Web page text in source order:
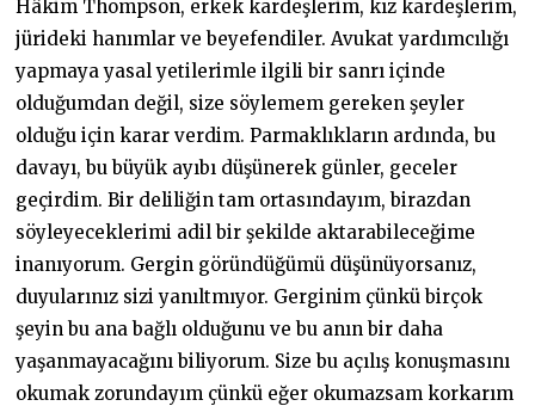
Hâkim Thompson, erkek kardeşlerim, kız kardeşlerim,
jürideki hanımlar ve beyefendiler. Avukat yardımcılığı
yapmaya yasal yetilerimle ilgili bir sanrı içinde
olduğumdan değil, size söylemem gereken şeyler
olduğu için karar verdim. Parmaklıkların ardında, bu
davayı, bu büyük ayıbı düşünerek günler, geceler
geçirdim. Bir deliliğin tam ortasındayım, birazdan
söyleyeceklerimi adil bir şekilde aktarabileceğime
inanıyorum. Gergin göründüğümü düşünüyorsanız,
duyularınız sizi yanıltmıyor. Gerginim çünkü birçok
şeyin bu ana bağlı olduğunu ve bu anın bir daha
yaşanmayacağını biliyorum. Size bu açılış konuşmasını
okumak zorundayım çünkü eğer okumazsam korkarım